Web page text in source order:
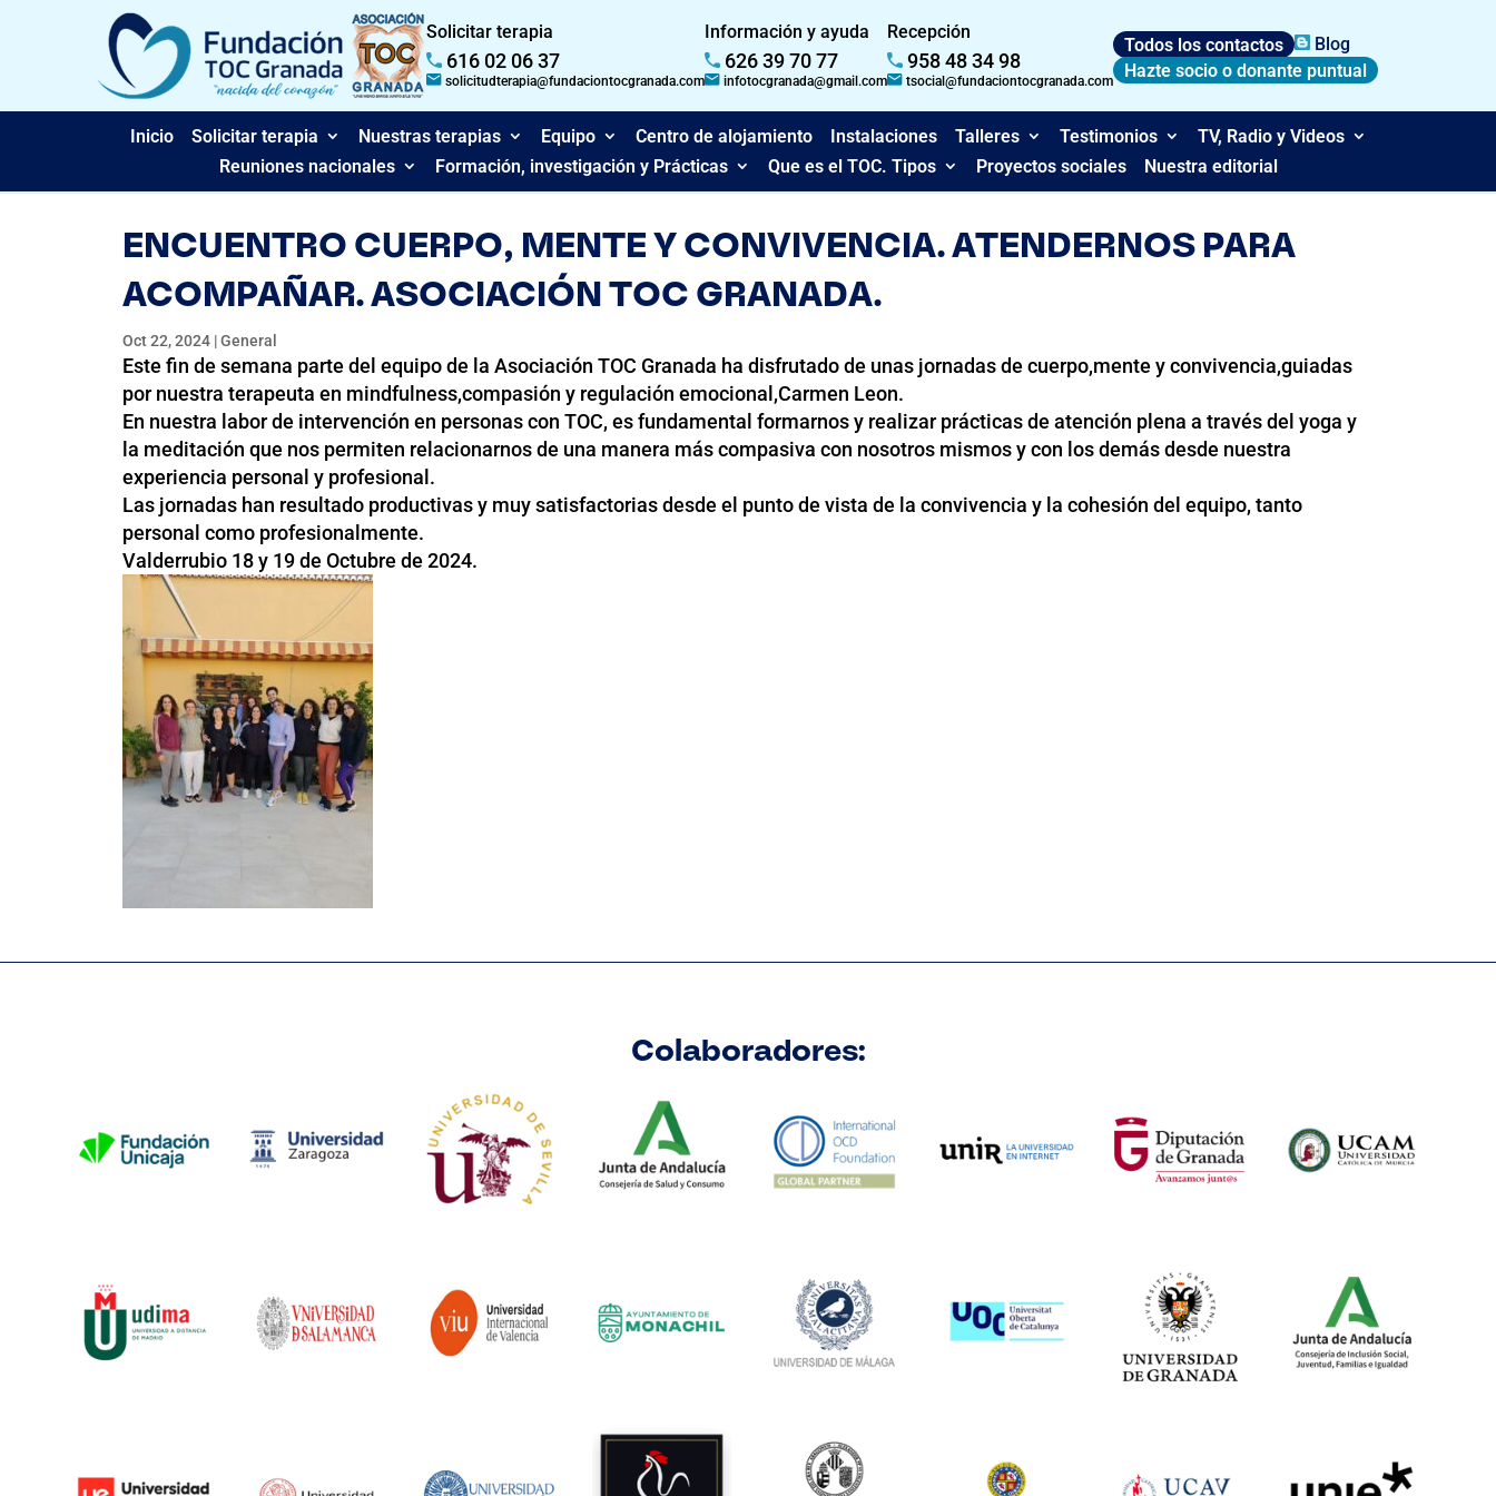
Solicitar terapia
616 02 06 37
solicitudterapia@fundaciontocgranada.com
Información y ayuda
626 39 70 77
infotocgranada@gmail.com
Recepción
958 48 34 98
tsocial@fundaciontocgranada.com
Todos los contactos
Blog
Hazte socio o donante puntual
Inicio Solicitar terapia Nuestras terapias Equipo Centro de alojamiento Instalaciones Talleres Testimonios
TV, Radio y Videos
Reuniones nacionales
Formación, investigación y Prácticas Que es el TOC. Tipos Proyectos sociales Nuestra editorial
ENCUENTRO CUERPO, MENTE Y CONVIVENCIA. ATENDERNOS PARA
ACOMPAÑAR. ASOCIACIÓN TOC GRANADA.
Oct 22, 2024|General
Este fin de semana parte del equipo de la Asociación TOC Granada ha disfrutado de unas jornadas de cuerpo,mente y convivencia,guiadas
por nuestra terapeuta en mindfulness,compasión y regulación emocional,Carmen Leon.
En nuestra labor de intervención en personas con TOC, es fundamental formarnos y realizar prácticas de atención plena a través del yoga y
la meditación que nos permiten relacionarnos de una manera más compasiva con nosotros mismos y con los demás desde nuestra
experiencia personal y profesional.
Las jornadas han resultado productivas y muy satisfactorias desde el punto de vista de la convivencia y la cohesión del equipo, tanto
personal como profesionalmente.
Valderrubio 18 y 19 de Octubre de 2024.
Colaboradores: